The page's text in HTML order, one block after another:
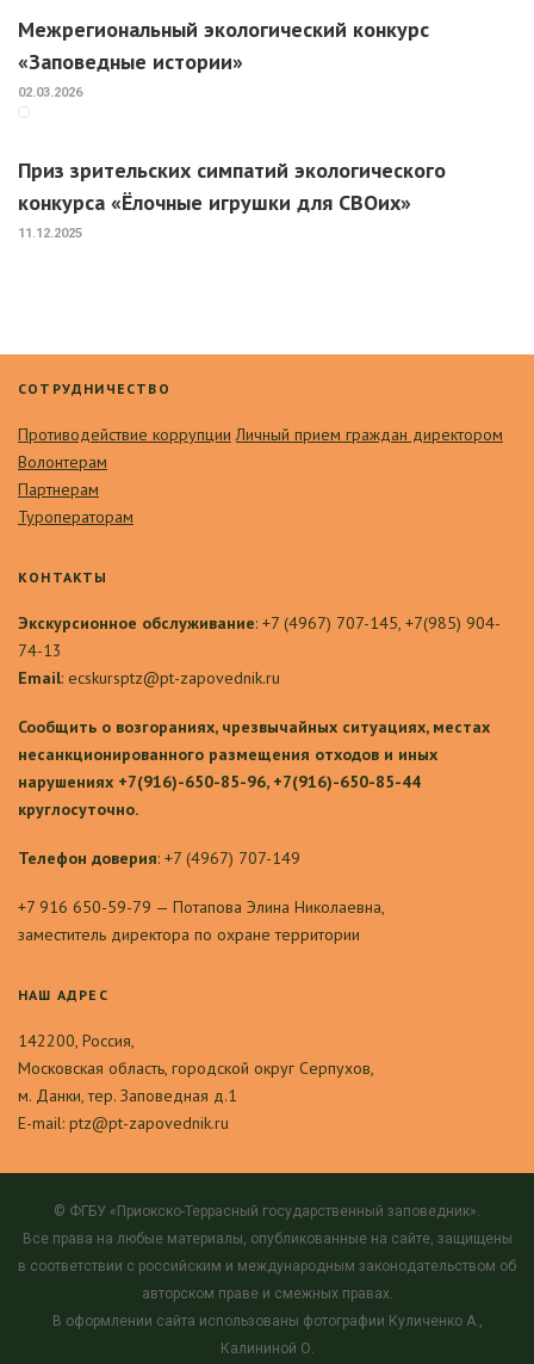
Межрегиональный экологический конкурс
«Заповедные истории»
02.03.2026
Приз зрительских симпатий экологического
конкурса «Ёлочные игрушки для СВОих»
11.12.2025
СОТРУДНИЧЕСТВО
Противодействие коррупции Личный прием граждан директором
Волонтерам
Партнерам
Туроператорам
КОНТАКТЫ
Экскурсионное обслуживание: +7 (4967) 707-145, +7(985) 904-
74-13
Email: ecskursptz@pt-zapovednik.ru
Сообщить о возгораниях, чрезвычайных ситуациях, местах
несанкционированного размещения отходов и иных
нарушениях +7(916)-650-85-96, +7(916)-650-85-44
круглосуточно.
Телефон доверия: +7 (4967) 707-149
+7 916 650-59-79 — Потапова Элина Николаевна,
заместитель директора по охране территории
НАШ АДРЕС
142200, Россия,
Московская область, городской округ Серпухов,
м. Данки, тер. Заповедная д.1
E-mail: ptz@pt-zapovednik.ru
© ФГБУ «Приокско-Террасный государственный заповедник».
Все права на любые материалы, опубликованные на сайте, защищены
в соответствии с российским и международным законодательством об
авторском праве и смежных правах.
В оформлении сайта использованы фотографии Куличенко А.,
Калининой О.